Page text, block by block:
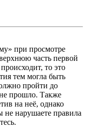
при просмотре
часть первой
то это
тем могла быть
пройти до
прошло. Также
на неё, однако
не нарушаете правила